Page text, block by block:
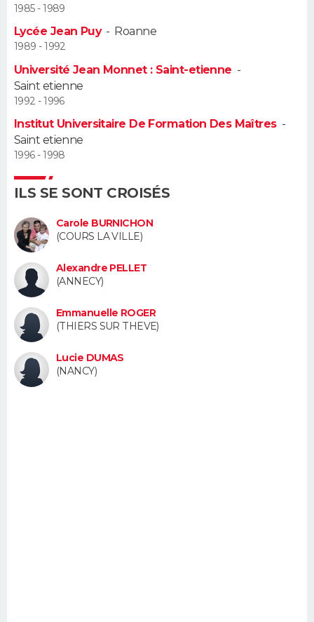
Alimentation
Guide de la santé
Maladies
Médicaments
Sommeil
VOYAGE
PHOTO
GUIDES D'ACHAT
BONS PLANS
Carte de Noël
Carte Bonne année
Carte Saint-Valentin
Carte Pâques
Carte d'anniversaire
DICTIONNAIRE
Dictionnaire
Biographies
Citations
Expressions
Proverbes
PROGRAMME TV
COPAINS D'AVANT
S'inscrire
Se connecter
Lycées
Collèges
Primaires
Universités
Entreprises
Service militaire
Avis de recherche
AVIS DE DÉCÈS
FORUM
Bricolage
Lifestyle
Culture
Sport
Auto
Television
Voyage
Cinema
1985 - 1989
Lycée Jean Puy- Roanne
1989 - 1992
Université Jean Monnet : Saint-etienne -
Saint etienne
1992 - 1996
Institut Universitaire De Formation Des Maîtres-
Saint etienne
1996 - 1998
ILS SE SONT CROISÉS
Carole BURNICHON
(COURS LA VILLE)
Alexandre PELLET
(ANNECY)
Emmanuelle ROGER
(THIERS SUR THEVE)
Lucie DUMAS
(NANCY)